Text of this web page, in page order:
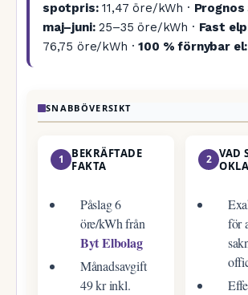
spotpris:11,47 öre/kWh · Prognos
maj–juni:25–35 öre/kWh · Fast
76,75 öre/kWh ·100 % förnybar el:
SNABBÖVERSIKT
1
BEKRÄFTADE
FAKTA
Påslag 6
öre/kWh från
Byt Elbolag
Månadsavgift
49 kr inkl.
2 VAD
för